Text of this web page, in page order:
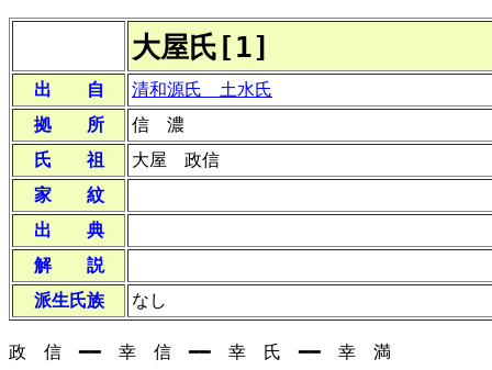
大屋氏[1]
出 自
清和源氏 土水氏
拠 所
信 濃
氏 祖
大屋 政信
家 紋
出 典
解 説
派生氏族
なし
政 信 ━━ 幸 信 ━━ 幸 氏 ━━ 幸 満